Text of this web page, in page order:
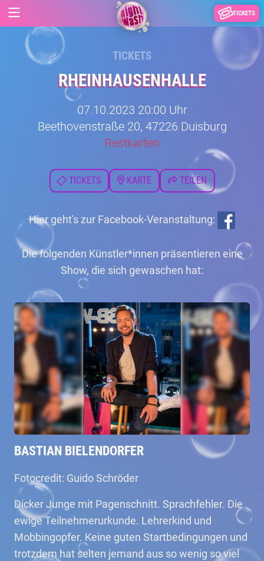
TICKETS
TICKETS
RHEINHAUSENHALLE
07.10.2023 20:00 Uhr
Beethovenstraße 20, 47226 Duisburg
Restkarten
TICKETS KARTE TEILEN
Hier geht's zur Facebook-Veranstaltung:
Die folgenden Künstler*innen präsentieren eine
Show, die sich gewaschen hat:
BASTIAN BIELENDORFER
Fotocredit: Guido Schröder
Dicker Junge mit Pagenschnitt. Sprachfehler. Die
ewige Teilnehmerurkunde. Lehrerkind und
Mobbingopfer. Keine guten Startbedingungen und
trotzdem hat selten jemand aus so wenig so viel